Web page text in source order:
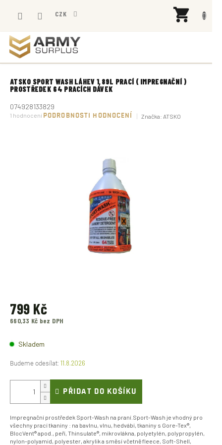
CZK
ATSKO SPORT WASH LÁHEV 1,89L PRACÍ ( IMPREGNAČNÍ )
PROSTŘEDEK 64 PRACÍCH DÁVEK
074928133829
Průměrné
1 hodnocení PODROBNOSTI HODNOCENÍ Značka: ATSKO
799 Kč
660,33 Kč bez DPH
cena:Skladem
11.8.2026
PŘIDAT DO KOŠÍKU
Impregnační prostředek Sport-Wash na praní.Sport-Wash je vhodný pro
všechny prací tkaniny : na bavlnu, vlnu, hedvábí, tkaniny s Gore-Tex®,
BlocVent® apod., peří, Thinsulate®, mikrovlákna, polyetylén, polypropylén,
nylon-polyamid, polyester, akrylik a směsí včetně fleece, Soft-Shell,